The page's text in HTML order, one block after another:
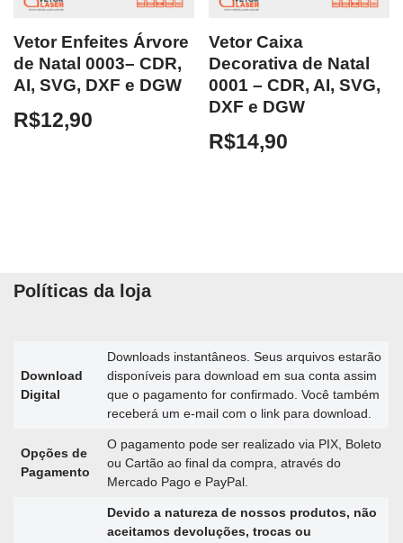
Vetor Enfeites Árvore
de Natal 0003– CDR,
AI, SVG, DXF e DGW
R$12,90
Vetor Caixa
Decorativa de Natal
0001 – CDR, AI, SVG,
DXF e DGW
R$14,90
Políticas da loja
Download
Digital
Downloads instantâneos. Seus arquivos estarão
disponíveis para download em sua conta assim
que o pagamento for confirmado. Você também
receberá um e-mail com o link para download.
Opções de
Pagamento
O pagamento pode ser realizado via PIX, Boleto
ou Cartão ao final da compra, através do
Mercado Pago e PayPal.
Devido a natureza de nossos produtos, não
aceitamos devoluções, trocas ou